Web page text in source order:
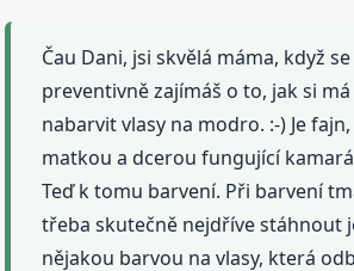
Čau Dani, jsi skvělá máma, když
preventivně zajímáš o to, jak si
nabarvit vlasy na modro. :-) Je
matkou a dcerou fungující
Teď k tomu barvení. Při barvení
třeba skutečně nejdříve stáhnout
nějakou barvou na vlasy, která